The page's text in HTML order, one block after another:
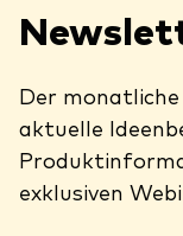
Der
aktuelle
exklusiven